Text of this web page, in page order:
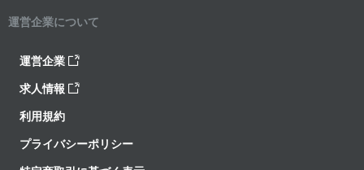
運営企業について
運営企業
求人情報
利用規約
プライバシーポリシー